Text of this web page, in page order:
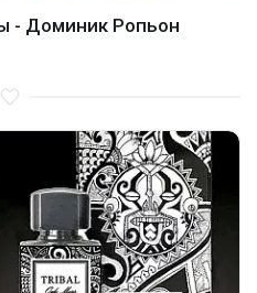
- Доминик Ропьон